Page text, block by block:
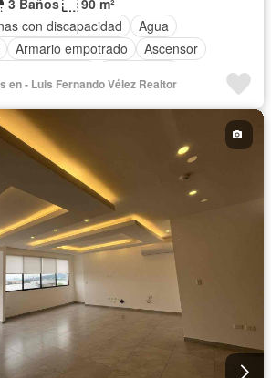
con discapacidad
Agua
Armario empotrado
Ascensor
Gimnasio
Garita de guardianía
Conserje
Wifi Completamente amoblado
en - Luis Fernando Vélez Realtor